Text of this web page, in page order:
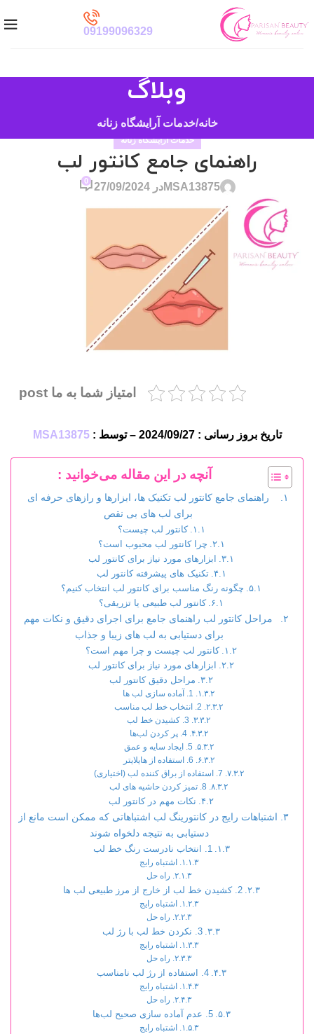
09199096329
وبلاگ
خانه خدمات آرایشگاه زنانه
خدمات آرایشگاه زنانه
راهنمای جامع کانتور لب
MSA13875در 27/09/2024
0
امتیاز شما به ما post
تاریخ بروز رسانی : 2024/09/27 – توسط : MSA13875
آنچه در این مقاله می‌خوانید :
راهنمای جامع کانتور لب تکنیک ها، ابزارها و رازهای حرفه ای
برای لب های بی نقص
کانتور لب چیست؟
چرا کانتور لب محبوب است؟
ابزارهای مورد نیاز برای کانتور لب
تکنیک های پیشرفته کانتور لب
چگونه رنگ مناسب برای کانتور لب انتخاب کنیم؟
کانتور لب طبیعی یا تزریقی؟
مراحل کانتور لب راهنمای جامع برای اجرای دقیق و نکات مهم
برای دستیابی به لب های زیبا و جذاب
کانتور لب چیست و چرا مهم است؟
ابزارهای مورد نیاز برای کانتور لب
مراحل دقیق کانتور لب
1. آماده سازی لب ها
2. انتخاب خط لب مناسب
3. کشیدن خط لب
4. پر کردن لب‌ها
5. ایجاد سایه و عمق
6. استفاده از هایلایتر
7. استفاده از براق کننده لب (اختیاری)
8. تمیز کردن حاشیه های لب
نکات مهم در کانتور لب
اشتباهات رایج در کانتورینگ لب اشتباهاتی که ممکن است مانع از
دستیابی به نتیجه دلخواه شوند
1. انتخاب نادرست رنگ خط لب
اشتباه رایج
راه حل
2. کشیدن خط لب از خارج از مرز طبیعی لب ها
اشتباه رایج
راه حل
3. نکردن خط لب با رژ لب
اشتباه رایج
راه حل
4. استفاده از رژ لب نامناسب
اشتباه رایج
راه حل
5. عدم آماده سازی صحیح لب‌ها
اشتباه رایج